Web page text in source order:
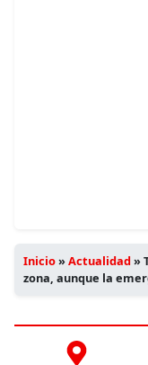
Inicio»Actualidad»
zona, aunque la